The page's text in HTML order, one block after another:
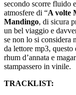
secondo scorre fluido
atmosfere di “A volte
Mandingo, di sicura
un bel viaggio e
se non lo si considera
da lettore mp3,
rhum d’annata e
stampassero in vinile.
TRACKLIST: